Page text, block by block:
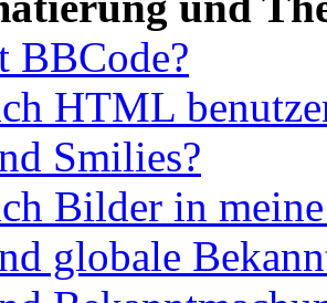
BBCode?
HTML
Smilies?
Bilder in
globale